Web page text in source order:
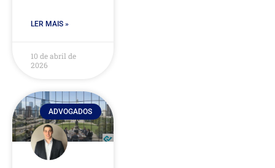
LER MAIS »
10 de abril de
2026
ADVOGADOS